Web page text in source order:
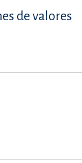
de valores